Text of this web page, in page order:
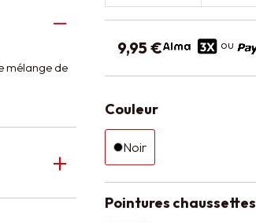
Couleur
Noir
Pointures chaussettes
9,95 € ou
mélange de